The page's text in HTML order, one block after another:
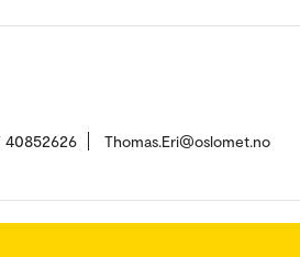
40852626 Thomas.Eri@oslomet.no